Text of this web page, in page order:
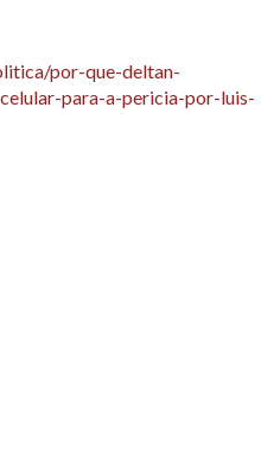
por-que-deltan-
para-a-pericia-por-luis-